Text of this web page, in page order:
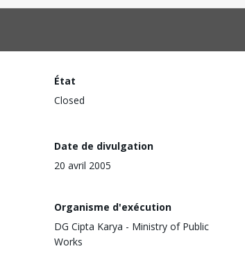
État
Closed
Date de divulgation
20 avril 2005
Organisme d'exécution
DG Cipta Karya - Ministry of Public
Works